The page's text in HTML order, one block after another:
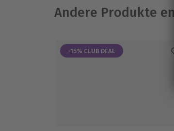
Andere Produkte
-15% CLUB DEAL